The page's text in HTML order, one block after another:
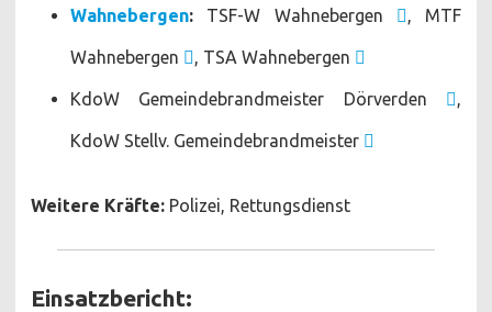
Wahnebergen: TSF-W Wahnebergen , MTF
Wahnebergen , TSA Wahnebergen
KdoW Gemeindebrandmeister Dörverden
KdoW Stellv. Gemeindebrandmeister
Weitere Kräfte: Polizei, Rettungsdienst
Einsatzbericht: